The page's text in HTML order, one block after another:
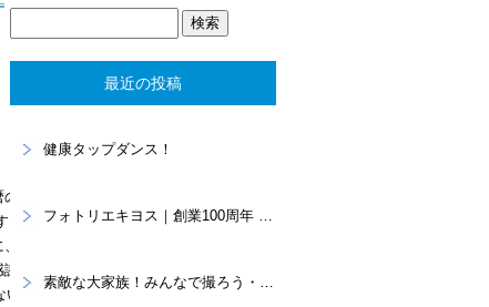
最近の投稿
健康タップダンス！
フォトリエキヨス｜創業100周年 “あなたらしさ”を写真に残すスタジオ
素敵な大家族！みんなで撮ろう・・・家族記念。